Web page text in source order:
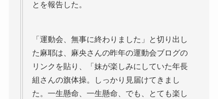
とを報告した。
「運動会、無事に終わりました」と切り出し
た麻耶は、麻央さんの昨年の運動会ブログの
リンクを貼り、「妹が楽しみにしていた年長
組さんの旗体操。しっかり見届けてきまし
た。一生懸命、一生懸命、でも、とても楽し